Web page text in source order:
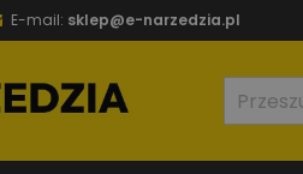
E-mail: sklep@e-narzedzia.pl